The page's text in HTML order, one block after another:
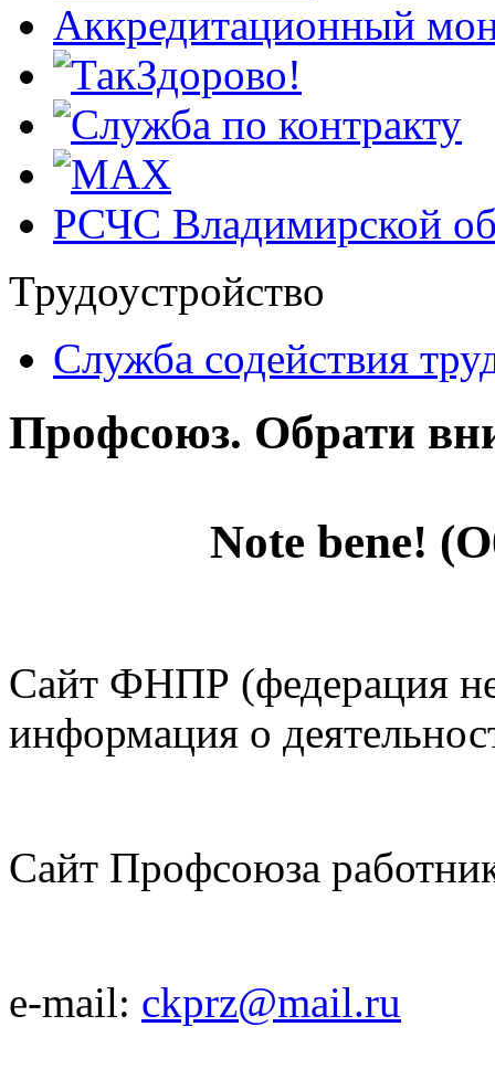
Аккредитационный
РСЧС Владимирской
Трудоустройство
Cлужба содействия
Профсоюз. Обрати
Note bene!
Сайт ФНПР (федерация
информация о
Сайт Профсоюза
e-mail: ckprz@mail.ru